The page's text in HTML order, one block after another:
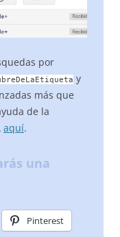
por
y
más que
de la
aquí.
una
Pinterest